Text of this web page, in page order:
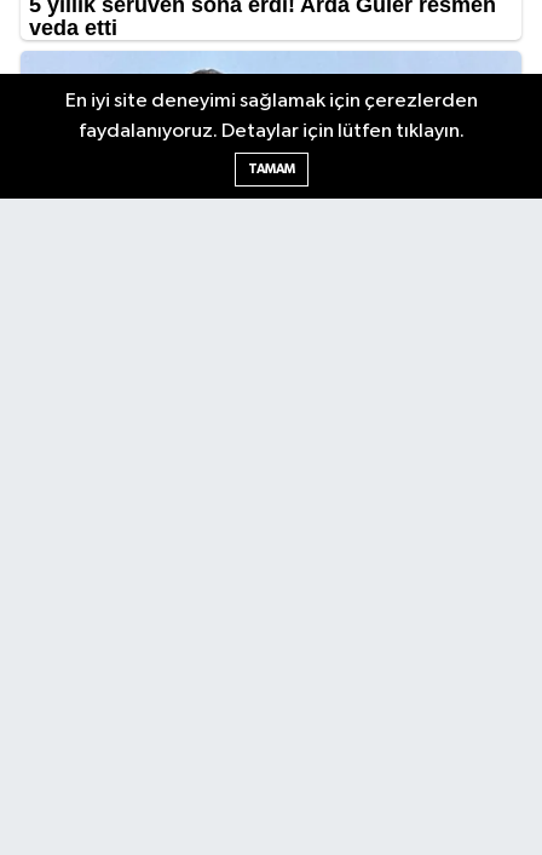
En iyi site deneyimi sağlamak için çerezlerden
faydalanıyoruz. Detaylar için lütfen tıklayın.
TAMAM